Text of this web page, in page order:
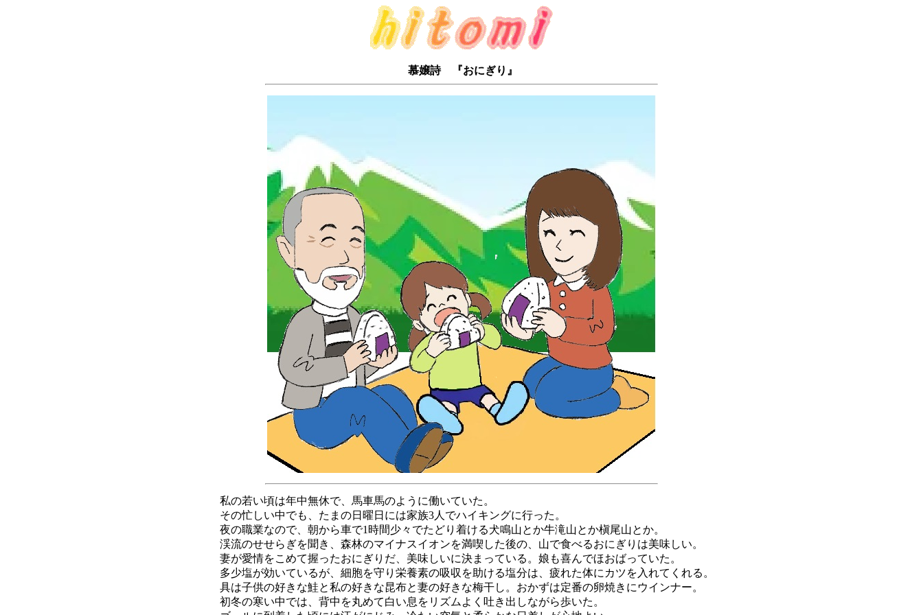
慕嬢詩 『おにぎり』
私の若い頃は年中無休で、馬車馬のように働いていた。
その忙しい中でも、たまの日曜日には家族3人でハイキングに行った。
夜の職業なので、朝から車で1時間少々でたどり着ける犬鳴山とか牛滝山とか槇尾山とか。
渓流のせせらぎを聞き、森林のマイナスイオンを満喫した後の、山で食べるおにぎりは美味しい。
妻が愛情をこめて握ったおにぎりだ、美味しいに決まっている。娘も喜んでほおばっていた。
多少塩が効いているが、細胞を守り栄養素の吸収を助ける塩分は、疲れた体にカツを入れてくれる。
具は子供の好きな鮭と私の好きな昆布と妻の好きな梅干し。おかずは定番の卵焼きにウインナー。
初冬の寒い中では、背中を丸めて白い息をリズムよく吐き出しながら歩いた。